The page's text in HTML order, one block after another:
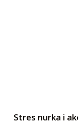
Stres nurka i